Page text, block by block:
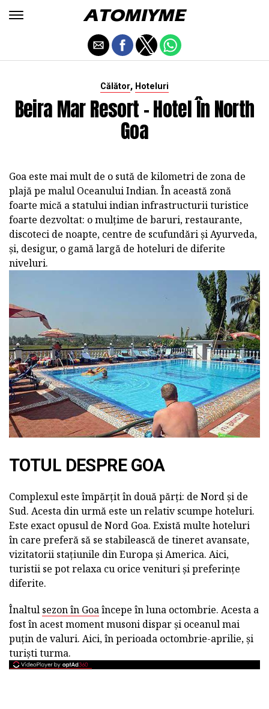
Călător, Hoteluri
Beira Mar Resort - Hotel În North
Goa
Goa este mai mult de o sută de kilometri de zona de
plajă pe malul Oceanului Indian. În această zonă
foarte mică a statului indian infrastructurii turistice
foarte dezvoltat: o mulțime de baruri, restaurante,
discoteci de noapte, centre de scufundări și Ayurveda,
și, desigur, o gamă largă de hoteluri de diferite
niveluri.
TOTUL DESPRE GOA
Complexul este împărțit în două părți: de Nord și de
Sud. Acesta din urmă este un relativ scumpe hoteluri.
Este exact opusul de Nord Goa. Există multe hoteluri
în care preferă să se stabilească de tineret avansate,
vizitatorii stațiunile din Europa și America. Aici,
turistii se pot relaxa cu orice venituri și preferințe
diferite.
Înaltul sezon în Goaîncepe în luna octombrie. Acesta a
fost în acest moment musoni dispar și oceanul mai
puțin de valuri. Aici, în perioada octombrie-aprilie, și
turiști turma.